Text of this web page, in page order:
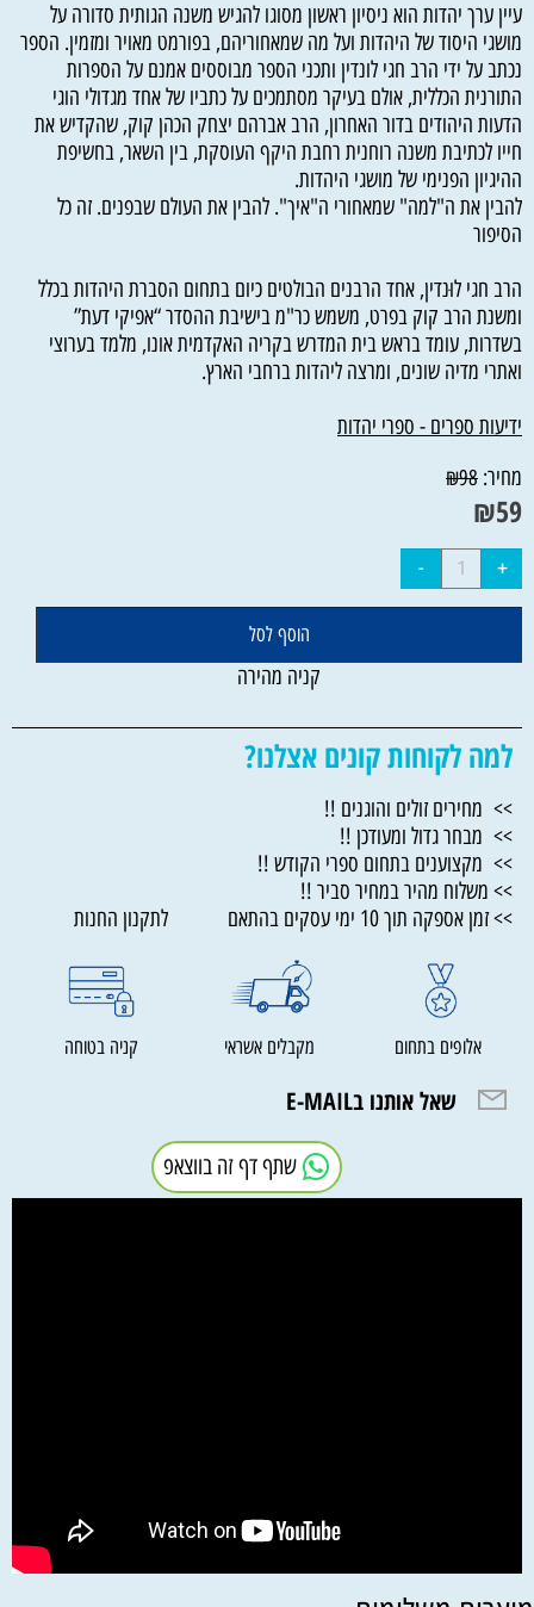
עיין ערך יהדות הוא ניסיון ראשון מסוגו להגיש משנה הגותית סדורה על
מושגי היסוד של היהדות ועל מה שמאחוריהם, בפורמט מאויר ומזמין. הספר
נכתב על ידי הרב חגי לונדין ותכני הספר מבוססים אמנם על הספרות
התורנית הכללית, אולם בעיקר מסתמכים על כתביו של אחד מגדולי הוגי
הדעות היהודים בדור האחרון, הרב אברהם יצחק הכהן קוק, שהקדיש את
חייו לכתיבת משנה רוחנית רחבת היקף העוסקת, בין השאר, בחשיפת
ההיגיון הפנימי של מושגי היהדות.
להבין את ה"למה" שמאחורי ה"איך". להבין את העולם שבפנים. זה כל
הסיפור
הרב חגי לוּנדין, אחד הרבנים הבולטים כיום בתחום הסברת היהדות בכלל
ומשנת הרב קוק בפרט, משמש כר"מ בישיבת ההסדר “אפיקי דעת”
בשדרות, עומד בראש בית המדרש בקריה האקדמית אונו, מלמד בערוצי
ואתרי מדיה שונים, ומרצה ליהדות ברחבי הארץ.
ידיעות ספרים - ספרי יהדות
מחיר:
₪98
₪59
הוסף לסל
קניה מהירה
למה לקוחות קונים אצלנו?
>> מחירים זולים והוגנים !!
>> מבחר גדול ומעודכן !!
>> מקצוענים בתחום ספרי הקודש !!
>> משלוח מהיר במחיר סביר !!
>> זמן אספקה תוך 10 ימי עסקים בהתאם לתקנון החנות
אלופים בתחום מקבלים אשראי קניה בטוחה
שאל אותנו בE-MAIL
שתף דף זה בווצאפ